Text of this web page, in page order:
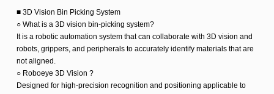
■ 3D Vision Bin Picking System
○ What is a 3D vision bin-picking system?
It is a robotic automation system that can collaborate with 3D vision and
robots, grippers, and peripherals to accurately identify materials that are
not aligned.
○ Roboeye 3D Vision ?
Designed for high-precision recognition and positioning applicable to